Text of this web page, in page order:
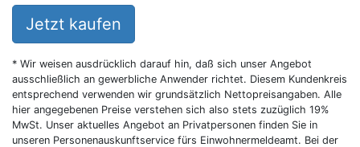
Jetzt kaufen
* Wir weisen ausdrücklich darauf hin, daß sich unser Angebot
ausschließlich an gewerbliche Anwender richtet. Diesem Kundenkreis
entsprechend verwenden wir grundsätzlich Nettopreisangaben. Alle
hier angegebenen Preise verstehen sich also stets zuzüglich 19%
MwSt. Unser aktuelles Angebot an Privatpersonen finden Sie in
unseren Personenauskunftservice fürs Einwohnermeldeamt. Bei der